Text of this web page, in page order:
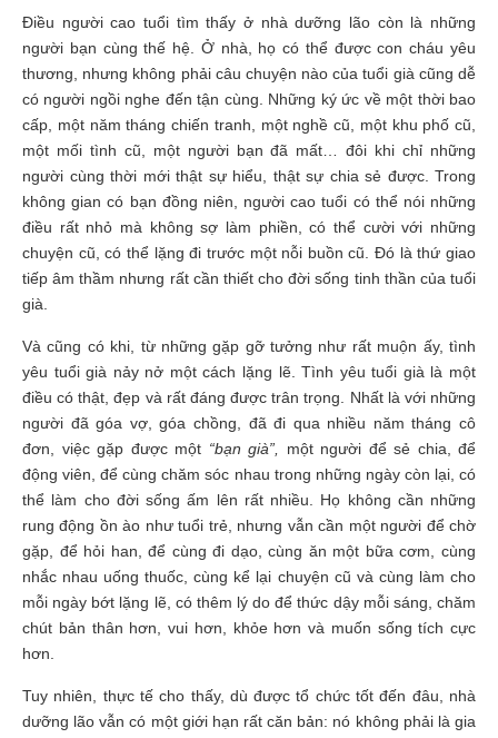
Điều người cao tuổi tìm thấy ở nhà dưỡng lão còn là những
người bạn cùng thế hệ. Ở nhà, họ có thể được con cháu yêu
thương, nhưng không phải câu chuyện nào của tuổi già cũng dễ
có người ngồi nghe đến tận cùng. Những ký ức về một thời bao
cấp, một năm tháng chiến tranh, một nghề cũ, một khu phố cũ,
một mối tình cũ, một người bạn đã mất… đôi khi chỉ những
người cùng thời mới thật sự hiểu, thật sự chia sẻ được. Trong
không gian có bạn đồng niên, người cao tuổi có thể nói những
điều rất nhỏ mà không sợ làm phiền, có thể cười với những
chuyện cũ, có thể lặng đi trước một nỗi buồn cũ. Đó là thứ giao
tiếp âm thầm nhưng rất cần thiết cho đời sống tinh thần của tuổi
già.
Và cũng có khi, từ những gặp gỡ tưởng như rất muộn ấy, tình
yêu tuổi già nảy nở một cách lặng lẽ. Tình yêu tuổi già là một
điều có thật, đẹp và rất đáng được trân trọng. Nhất là với những
người đã góa vợ, góa chồng, đã đi qua nhiều năm tháng cô
đơn, việc gặp được một “bạn già”,
một người để sẻ chia, để
động viên, để cùng chăm sóc nhau trong những ngày còn lại, có
thể làm cho đời sống ấm lên rất nhiều. Họ không cần những
rung động ồn ào như tuổi trẻ, nhưng vẫn cần một người để chờ
gặp, để hỏi han, để cùng đi dạo, cùng ăn một bữa cơm, cùng
nhắc nhau uống thuốc, cùng kể lại chuyện cũ và cùng làm cho
mỗi ngày bớt lặng lẽ, có thêm lý do để thức dậy mỗi sáng, chăm
chút bản thân hơn, vui hơn, khỏe hơn và muốn sống tích cực
hơn.
Tuy nhiên, thực tế cho thấy, dù được tổ chức tốt đến đâu, nhà
dưỡng lão vẫn có một giới hạn rất căn bản: nó không phải là gia